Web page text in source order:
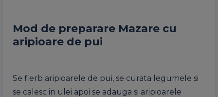
Mod de preparare Mazare cu
aripioare de pui
Se fierb aripioarele de pui, se curata legumele si
se calesc in ulei apoi se adauga si aripioarele